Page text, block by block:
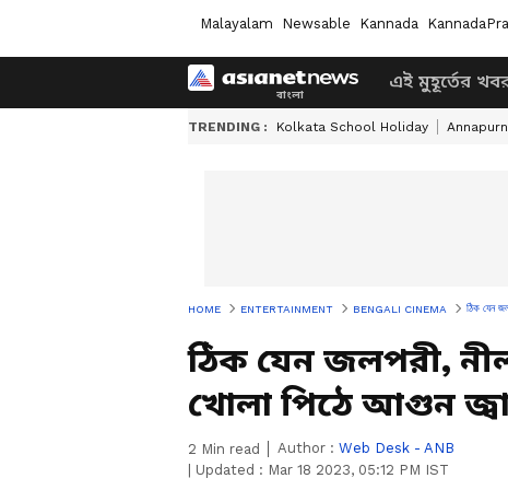
Malayalam Newsable Kannada
এই মুহূর্তের
TRENDING : Kolkata School Holiday
HOME ENTERTAINMENT BENGALI CINEMA ঠিক যেন
ঠিক যেন জলপরী,
খোলা পিঠে আগুন
2 Min read Author : Web Desk - ANB
Updated : Mar 18 2023, 05:12 PM IST